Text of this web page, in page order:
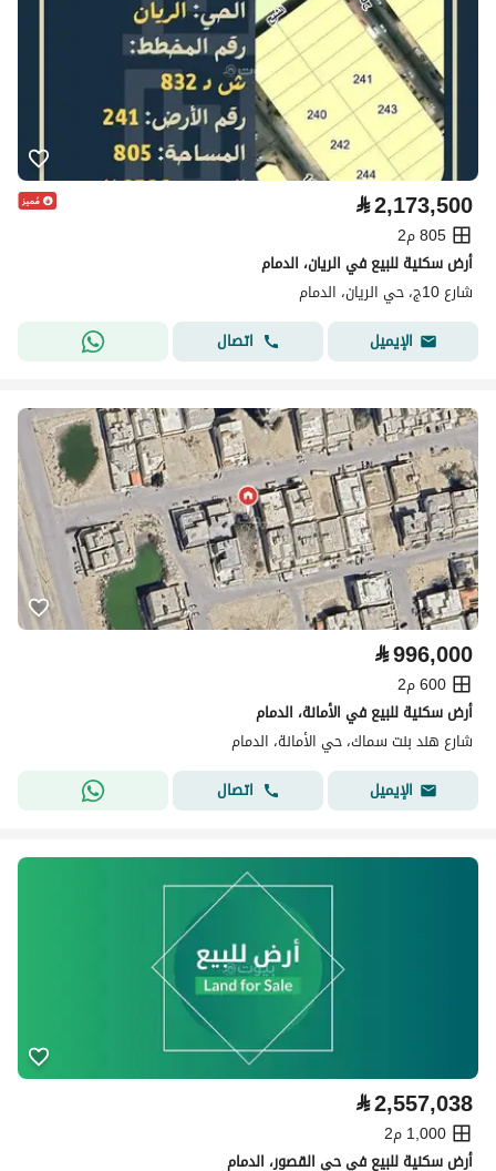
⃁2,173,500
805 م2
أرض سكنية للبيع في الريان، الدمام
شارع 10ج، حي الريان، الدمام
الإيميل
اتصال
⃁996,000
600 م2
أرض سكنية للبيع في الأمانة، الدمام
شارع هند بنت سماك، حي الأمانة، الدمام
الإيميل
اتصال
⃁2,557,038
1,000 م2
أرض سكنية للبيع في حي القصور، الدمام